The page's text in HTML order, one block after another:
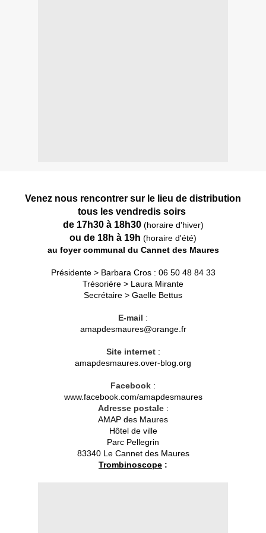
Venez nous rencontrer sur le lieu de distribution
tous les vendredis soirs
de 17h30 à 18h30(horaire d'hiver)
ou de 18h à 19h (horaire d'été)
au foyer communal du Cannet des Maures
Présidente > Barbara Cros : 06 50 48 84 33
Trésorière > Laura Mirante
Secrétaire > Gaelle Bettus
E-mail :
amapdesmaures@orange.fr
Site internet:
amapdesmaures.over-blog.org
Facebook :
www.facebook.com/amapdesmaures
Adresse postale:
AMAP des Maures
Hôtel de ville
Parc Pellegrin
83340 Le Cannet des Maures
Trombinoscope :